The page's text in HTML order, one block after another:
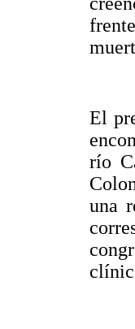
El
río
una